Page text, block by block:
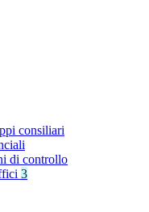
consiliari
di controllo
3